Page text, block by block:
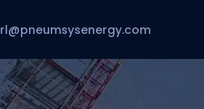
rl@pneumsysenergy.com